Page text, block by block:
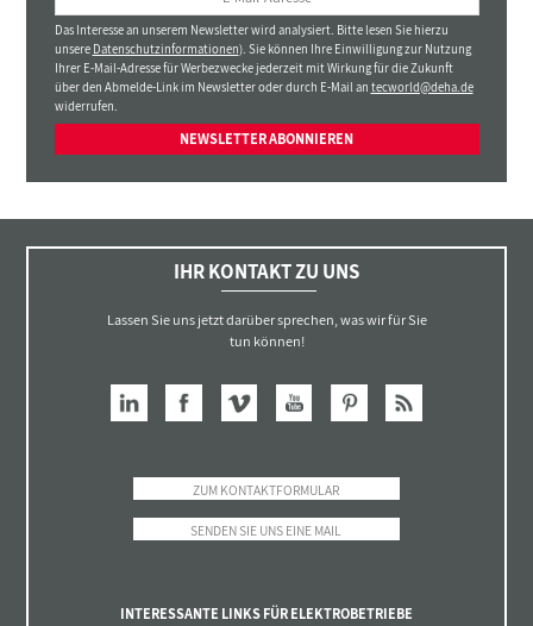
Das Interesse an unserem Newsletter wird analysiert. Bitte lesen Sie hierzu
unsere Datenschutzinformationen). Sie können Ihre Einwilligung zur Nutzung
Ihrer E-Mail-Adresse für Werbezwecke jederzeit mit Wirkung für die Zukunft
über den Abmelde-Link im Newsletter oder durch E-Mail an tecworld@deha.de
widerrufen.
NEWSLETTER ABONNIEREN
IHR KONTAKT ZU UNS
Lassen Sie uns jetzt darüber sprechen, was wir für Sie
tun können!
ZUM KONTAKTFORMULAR
SENDEN SIE UNS EINE MAIL
INTERESSANTE LINKS FÜR ELEKTROBETRIEBE